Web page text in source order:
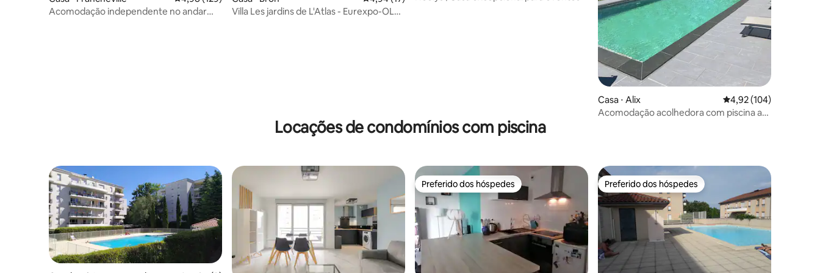
Acomodação independente no andar
Villa Les jardins de L'Atlas - Eurexpo-OL
Casa ⋅ Alix 4,92 de uma avaliação
4,92 (104)
Acomodação acolhedora com piscina a
Locações de condomínios com piscina
Preferido dos hóspedes
Preferido dos hóspedes Preferido dos hóspedes
Preferido dos hóspedes